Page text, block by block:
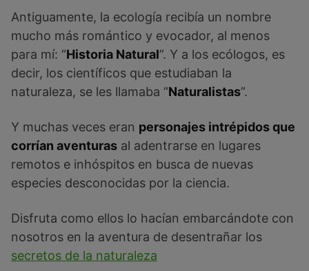
Antiguamente, la ecología recibía un nombre
mucho más romántico y evocador, al menos
para mí: “Historia Natural”. Y a los ecólogos, es
decir, los científicos que estudiaban la
naturaleza, se les llamaba “Naturalistas”.
Y muchas veces eran personajes intrépidos que
corrían aventuras al adentrarse en lugares
remotos e inhóspitos en busca de nuevas
especies desconocidas por la ciencia.
Disfruta como ellos lo hacían embarcándote con
nosotros en la aventura de desentrañar los
secretos de la naturaleza